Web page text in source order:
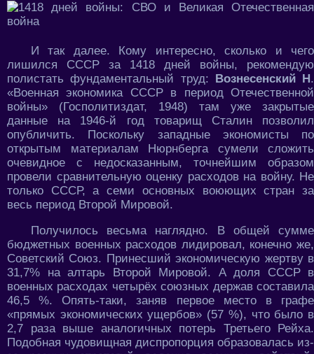
И так далее. Кому интересно, сколько и чего
лишился СССР за 1418 дней войны, рекомендую
полистать фундаментальный труд: Вознесенский Н.
«Военная экономика СССР в период Отечественной
войны» (Госполитиздат, 1948) там уже закрытые
данные на 1946-й год товарищ Сталин позволил
опубличить. Поскольку западные экономисты по
открытым материалам Нюрнберга сумели сложить
очевидное с недосказанным, точнейшим образом
провели сравнительную оценку расходов на войну. Не
только СССР, а семи основных воюющих стран за
весь период Второй Мировой.
Получилось весьма наглядно. В общей сумме
бюджетных военных расходов лидировал, конечно же,
Советский Союз. Принесший экономическую жертву в
31,7% на алтарь Второй Мировой. А доля СССР в
военных расходах четырёх союзных держав составила
46,5 %. Опять-таки, заняв первое место в графе
«прямых экономических ущербов» (57 %), что было в
2,7 раза выше аналогичных потерь Третьего Рейха.
Подобная чудовищная диспропорция образовалась из-